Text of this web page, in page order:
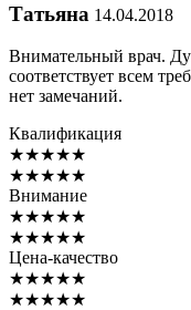
Татьяна 14.04.2018
Внимательный врач.
соответствует всем
нет замечаний.
Квалификация
★★★★★
★★★★★
Внимание
★★★★★
★★★★★
Цена-качество
★★★★★
★★★★★